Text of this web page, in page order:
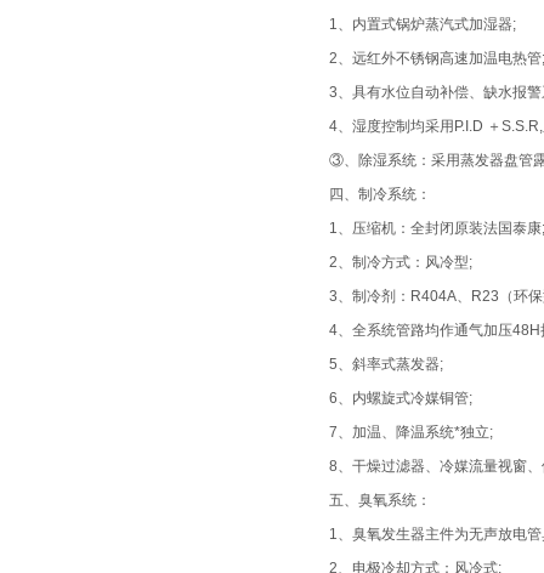
1、内置式锅炉蒸汽式加湿器;
2、远红外不锈钢高速加温电热管;
3、具有水位自动补偿、缺水报
4、湿度控制均采用P.I.D ＋
③、除湿系统：采用蒸发器盘管
四、制冷系统：
1、压缩机：全封闭原装法国泰康;
2、制冷方式：风冷型;
3、制冷剂：R404A、R23（环
4、全系统管路均作通气加压48H
5、斜率式蒸发器;
6、内螺旋式冷媒铜管;
7、加温、降温系统*独立;
8、干燥过滤器、冷媒流量视窗
五、 臭氧系统：
1、臭氧发生器主件为无声放电
2、电极冷却方式：风冷式;